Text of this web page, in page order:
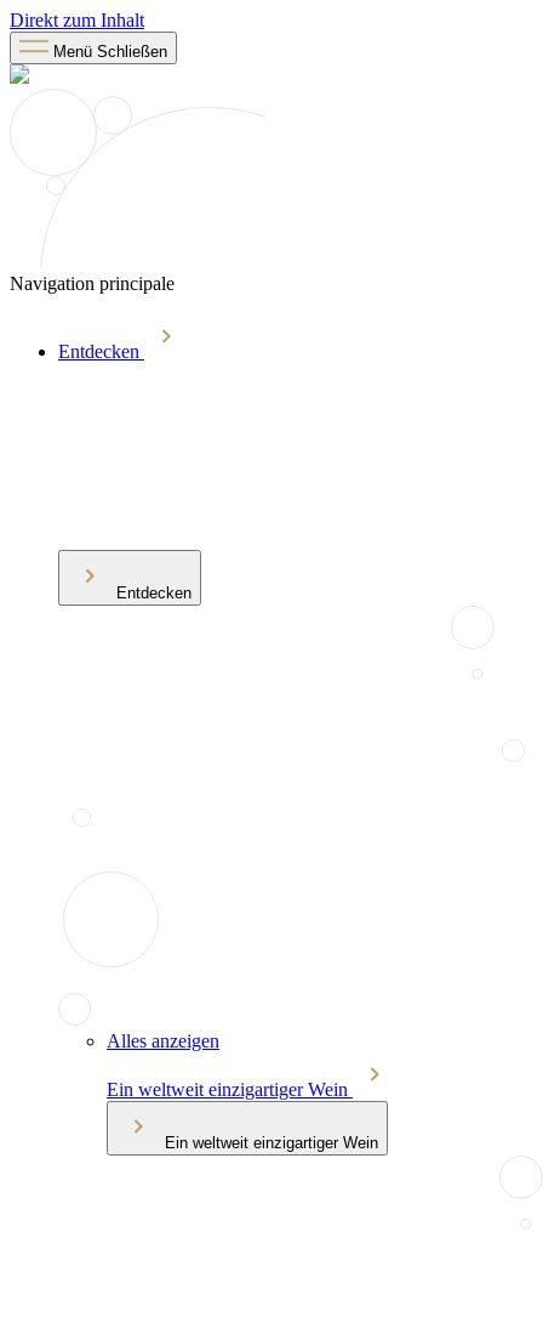
Direkt zum Inhalt
Menü Schließen
Navigation principale
Entdecken
Entdecken
Alles anzeigen
Ein weltweit einzigartiger Wein
Ein weltweit einzigartiger Wein